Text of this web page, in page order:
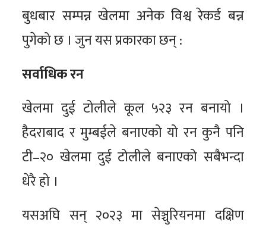
बुधबार सम्पन्न खेलमा अनेक विश्व रेकर्ड बन्न
पुगेको छ । जुन यस प्रकारका छन् :
सर्वाधिक रन
खेलमा दुई टोलीले कूल ५२३ रन बनायो ।
हैदराबाद र मुम्बईले बनाएको यो रन कुनै पनि
टी–२० खेलमा दुई टोलीले बनाएको सबैभन्दा
धेरै हो ।
यसअघि सन् २०२३ मा सेञ्चुरियनमा दक्षिण